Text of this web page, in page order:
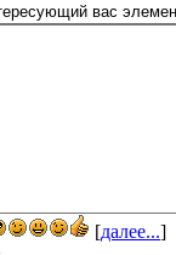
[далее...]